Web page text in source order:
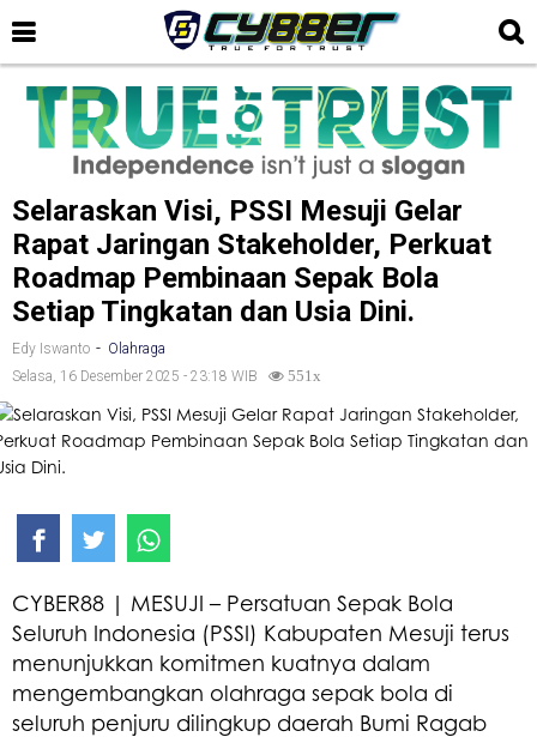
Selaraskan Visi, PSSI Mesuji Gelar
Rapat Jaringan Stakeholder, Perkuat
Roadmap Pembinaan Sepak Bola
Setiap Tingkatan dan Usia Dini.
Edy Iswanto - Olahraga
Selasa, 16 Desember 2025 - 23:18 WIB
551x
CYBER88 | MESUJI – Persatuan Sepak Bola
Seluruh Indonesia (PSSI) Kabupaten Mesuji terus
menunjukkan komitmen kuatnya dalam
mengembangkan olahraga sepak bola di
seluruh penjuru dilingkup daerah Bumi Ragab